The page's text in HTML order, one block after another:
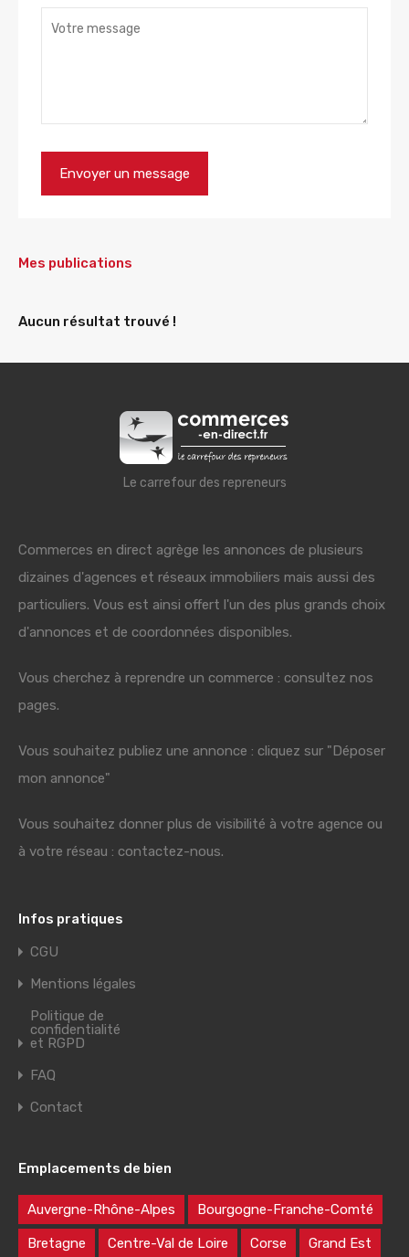
Mes publications
Aucun résultat trouvé !
Le carrefour des repreneurs
Commerces en direct agrège les annonces de plusieurs
dizaines d'agences et réseaux immobiliers mais aussi des
particuliers. Vous est ainsi offert l'un des plus grands choix
d'annonces et de coordonnées disponibles.
Vous cherchez à reprendre un commerce : consultez nos
pages.
Vous souhaitez publiez une annonce : cliquez sur "Déposer
mon annonce"
Vous souhaitez donner plus de visibilité à votre agence ou
à votre réseau : contactez-nous.
Infos pratiques
CGU
Mentions légales
Politique de
confidentialité
et RGPD
FAQ
Contact
Emplacements de bien
Auvergne-Rhône-Alpes Bourgogne-Franche-Comté
Bretagne Centre-Val de Loire Corse Grand Est